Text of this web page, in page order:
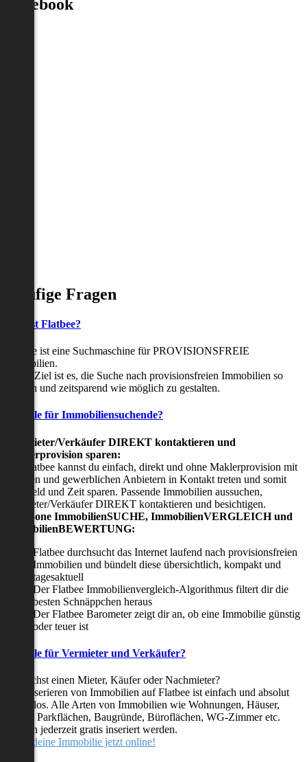
Facebook
Häufige Fragen
Was ist Flatbee?
Flatbee ist eine Suchmaschine für PROVISIONSFREIE
Immobilien.
Unser Ziel ist es, die Suche nach provisionsfreien Immobilien so
einfach und zeitsparend wie möglich zu gestalten.
Vorteile für Immobiliensuchende?
Viermieter/Verkäufer DIREKT kontaktieren und
Maklerprovision sparen:
Mit Flatbee kannst du einfach, direkt und ohne Maklerprovision mit
privaten und gewerblichen Anbietern in Kontakt treten und somit
viel Geld und Zeit sparen. Passende Immobilien aussuchen,
Vermieter/Verkäufer DIREKT kontaktieren und besichtigen.
All-in-one ImmobilienSUCHE, ImmobilienVERGLEICH und
ImmobilienBEWERTUNG:
Flatbee durchsucht das Internet laufend nach provisionsfreien
Immobilien und bündelt diese übersichtlich, kompakt und
tagesaktuell
Der Flatbee Immobilienvergleich-Algorithmus filtert dir die
besten Schnäppchen heraus
Der Flatbee Barometer zeigt dir an, ob eine Immobilie günstig
oder teuer ist
Vorteile für Vermieter und Verkäufer?
Du suchst einen Mieter, Käufer oder Nachmieter?
Das Inserieren von Immobilien auf Flatbee ist einfach und absolut
kostenlos. Alle Arten von Immobilien wie Wohnungen, Häuser,
Villen, Parkflächen, Baugründe, Büroflächen, WG-Zimmer etc.
können jederzeit gratis inseriert werden.
Stelle deine Immobilie jetzt online!